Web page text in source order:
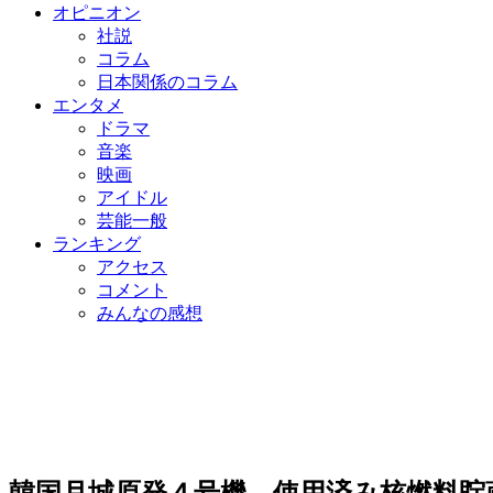
オピニオン
社説
コラム
日本関係のコラム
エンタメ
ドラマ
音楽
映画
アイドル
芸能一般
ランキング
アクセス
コメント
みんなの感想